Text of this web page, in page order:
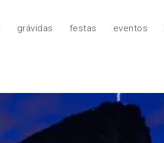
grávidas festas eventos